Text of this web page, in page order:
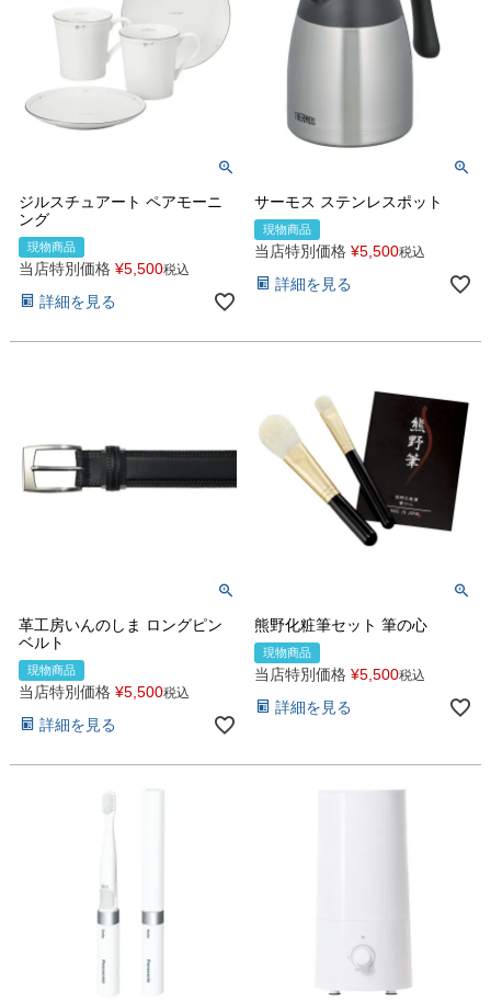
ジルスチュアート ペアモーニ
ング
現物商品
当店特別価格 ¥5,500税込
詳細を見る
サーモス ステンレスポット
現物商品
当店特別価格 ¥5,500税込
詳細を見る
革工房いんのしま ロングピン
ベルト
現物商品
当店特別価格 ¥5,500税込
詳細を見る
熊野化粧筆セット 筆の心
現物商品
当店特別価格 ¥5,500税込
詳細を見る